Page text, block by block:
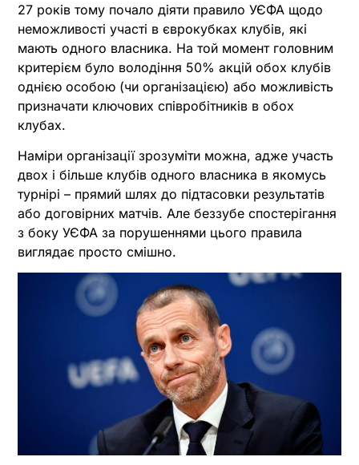
27 років тому почало діяти правило УЄФА щодо
неможливості участі в єврокубках клубів, які
мають одного власника. На той момент головним
критерієм було володіння 50% акцій обох клубів
однією особою (чи організацією) або можливість
призначати ключових співробітників в обох
клубах.
Наміри організації зрозуміти можна, адже участь
двох і більше клубів одного власника в якомусь
турнірі – прямий шлях до підтасовки результатів
або договірних матчів. Але беззубе спостерігання
з боку УЄФА за порушеннями цього правила
виглядає просто смішно.